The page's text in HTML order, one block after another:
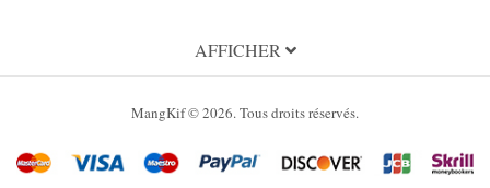
Condition Générales d'utilisation
Mentions légales MangaKif
AFFICHER
MangKif © 2026. Tous droits réservés.